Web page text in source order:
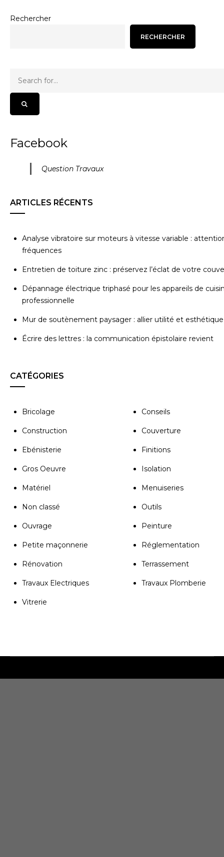
Rechercher
RECHERCHER
Facebook
Question Travaux
ARTICLES RÉCENTS
Analyse vibratoire sur moteurs à vitesse variable :
fréquences
Entretien de toiture zinc : préservez l’éclat de votre
Dépannage électrique triphasé pour les appareils de
professionnelle
Mur de soutènement paysager : allier utilité et esthétique
Écrire des lettres : la communication épistolaire revient
CATÉGORIES
Bricolage Conseils
Construction Couverture
Ebénisterie Finitions
Gros Oeuvre Isolation
Matériel Menuiseries
Non classé Outils
Ouvrage Peinture
Petite maçonnerie Réglementation
Rénovation Terrassement
Travaux Electriques Travaux Plomberie
Vitrerie